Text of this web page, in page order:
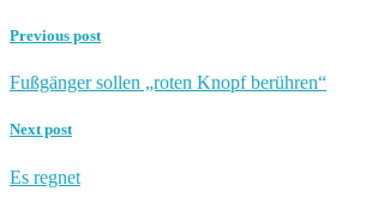
Previous post
Fußgänger sollen „roten Knopf berühren“
Next post
Es regnet